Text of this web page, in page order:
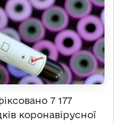
7 177
коронавірусної